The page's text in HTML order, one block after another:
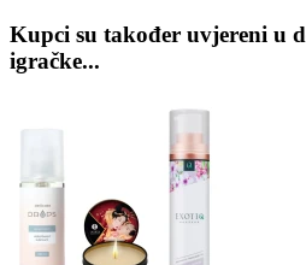
Kupci su također uvjereni u
igračke...